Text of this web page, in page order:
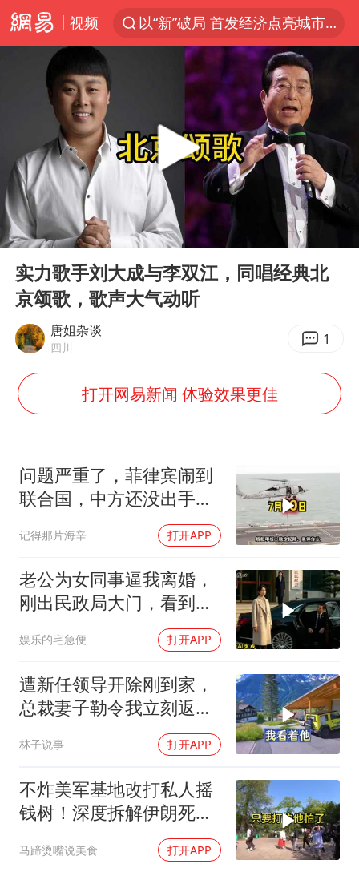
视频
以“新”破局 首发经济点亮城市消费活力
宇树科技发行价格150.80元/股
吉林一“温度计大楼”读数爆表
贵州轮胎子公司获美国退税8136万
台风白海豚影响中国已成定局
我国编制完成新版全月地质图
中国五箭齐发反制美国
感觉全东北都在等7号
多地要求领导干部带头休假
奋进开新局 实干挑大梁
Play
00:00 08:44
实力歌手刘大成与李双江，同唱经典北
京颂歌，歌声大气动听
唐姐杂谈
四川 1
打开网易新闻 体验效果更佳
问题严重了，菲律宾闹到
联合国，中方还没出手，
记得那片海辛 打开APP
老公为女同事逼我离婚，
刚出民政局大门，看到我
上了省长爸爸的专车
娱乐的宅急便 打开APP
遭新任领导开除刚到家，
总裁妻子勒令我立刻返
岗，我直言她无权命令我
林子说事 打开APP
不炸美军基地改打私人摇
钱树！深度拆解伊朗死掐
特朗普七寸的生死局，这
招到底有多绝？
马蹄烫嘴说美食 打开APP